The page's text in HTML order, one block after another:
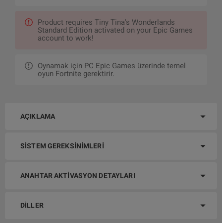
Product requires Tiny Tina's Wonderlands
Standard Edition activated on your Epic Games
account to work!
Oynamak için PC Epic Games üzerinde temel
oyun Fortnite gerektirir.
AÇIKLAMA
SISTEM GEREKSINIMLERI
ANAHTAR AKTIVASYON DETAYLARI
DILLER